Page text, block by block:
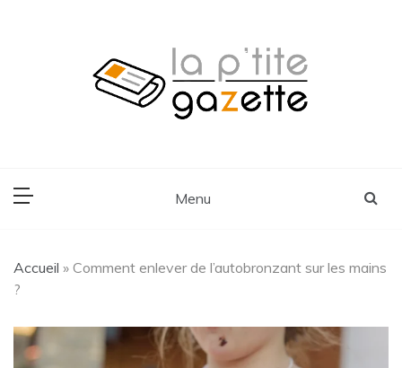
Menu
Accueil » Comment enlever de l’autobronzant sur les mains
?